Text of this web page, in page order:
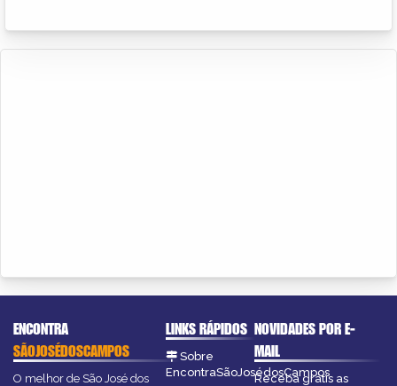
ENCONTRA
SÃOJOSÉDOSCAMPOS
O melhor de São José dos
LINKS RÁPIDOS
Sobre
EncontraSãoJosédosCampos
NOVIDADES POR E-
MAIL
Receba grátis as